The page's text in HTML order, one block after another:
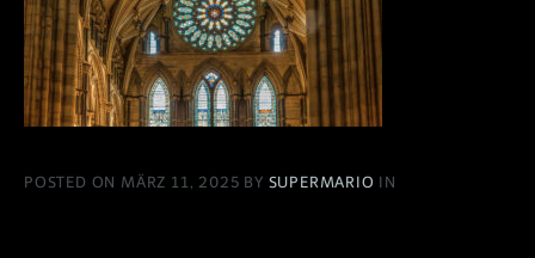
POSTED ON MÄRZ 11, 2025 BY SUPERMARIO IN